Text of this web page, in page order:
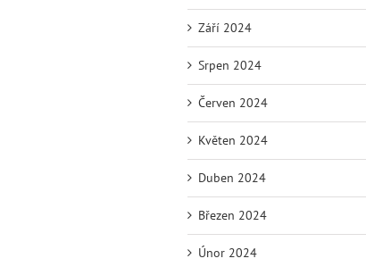
Září 2024
Srpen 2024
Červen 2024
Květen 2024
Duben 2024
Březen 2024
Únor 2024